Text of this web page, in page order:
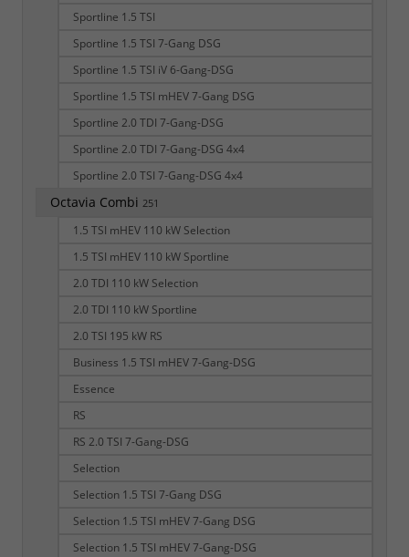
Sportline 1.5 TSI
Sportline 1.5 TSI 7-Gang DSG
Sportline 1.5 TSI iV 6-Gang-DSG
Sportline 1.5 TSI mHEV 7-Gang DSG
Sportline 2.0 TDI 7-Gang-DSG
Sportline 2.0 TDI 7-Gang-DSG 4x4
Sportline 2.0 TSI 7-Gang-DSG 4x4
Octavia Combi 251
1.5 TSI mHEV 110 kW Selection
1.5 TSI mHEV 110 kW Sportline
2.0 TDI 110 kW Selection
2.0 TDI 110 kW Sportline
2.0 TSI 195 kW RS
Business 1.5 TSI mHEV 7-Gang-DSG
Essence
RS
RS 2.0 TSI 7-Gang-DSG
Selection
Selection 1.5 TSI 7-Gang DSG
Selection 1.5 TSI mHEV 7-Gang DSG
Selection 1.5 TSI mHEV 7-Gang-DSG